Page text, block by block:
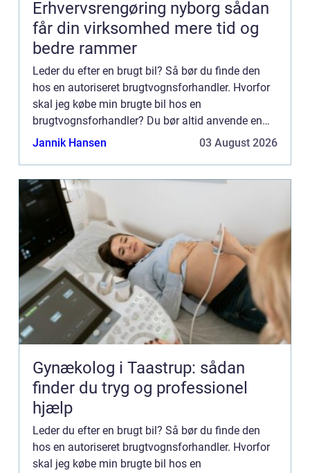
Erhvervsrengøring nyborg sådan
får din virksomhed mere tid og
bedre rammer
Leder du efter en brugt bil? Så bør du finde den
hos en autoriseret brugtvognsforhandler. Hvorfor
skal jeg købe min brugte bil hos en
brugtvognsforhandler? Du bør altid anvende en
brugtvognsforhandler i forbindelse med køb af
Jannik Hansen 03 August 2026
Gynækolog i Taastrup: sådan
finder du tryg og professionel
hjælp
Leder du efter en brugt bil? Så bør du finde den
hos en autoriseret brugtvognsforhandler. Hvorfor
skal jeg købe min brugte bil hos en